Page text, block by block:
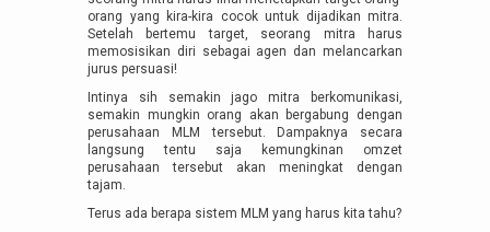
orang yang kira-kira cocok untuk dijadikan mitra.
Setelah bertemu target, seorang mitra harus
memosisikan diri sebagai agen dan melancarkan
jurus persuasi!
Intinya sih semakin jago mitra berkomunikasi,
semakin mungkin orang akan bergabung dengan
perusahaan MLM tersebut. Dampaknya secara
langsung tentu saja kemungkinan omzet
perusahaan tersebut akan meningkat dengan
tajam.
Terus ada berapa sistem MLM yang harus kita tahu?